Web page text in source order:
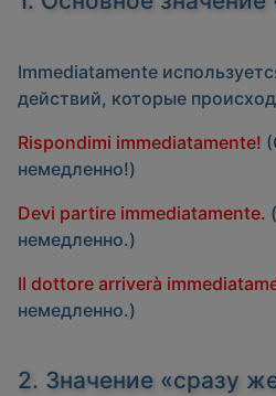
Immediatamente
действий, которые
Rispondimi immediatamente!
немедленно!)
Devi partire immediatamente.
немедленно.)
Il dottore arriverà
немедленно.)
2. Значение «сразу